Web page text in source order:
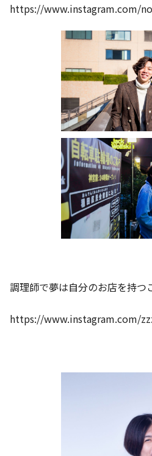
https://www.instagram.com/
調理師で夢は自分のお店を持つ
https://www.instagram.com/